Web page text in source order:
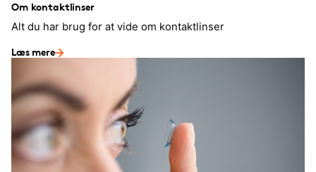
Om kontaktlinser
Alt du har brug for at vide om kontaktlinser
Læs mere